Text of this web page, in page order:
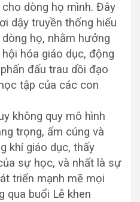
dòng họ mình. Đây
dậy truyền thống hiếu
họ, nhằm hưởng
hóa giáo dục, động
đấu trau dồi đạo
tập của các con
không quy mô hình
trọng, ấm cúng và
khí giáo dục, thấy
sự học, và nhất là sự
triển mạnh mẽ mọi
qua buổi Lễ khen